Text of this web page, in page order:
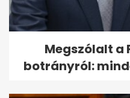
Megszólalt a
botrányról: